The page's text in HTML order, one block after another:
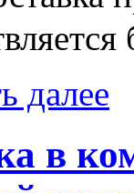
далее
в